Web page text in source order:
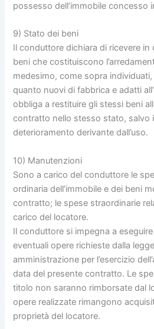
possesso dell’immobile concesso
9) Stato dei beni
Il conduttore dichiara di ricevere in
beni che costituiscono
medesimo, come sopra
quanto nuovi di fabbrica e adatti
obbliga a restituire gli stessi beni
contratto nello stesso stato, salvo
deterioramento derivante dall’uso.
10) Manutenzioni
Sono a carico del conduttore le
ordinaria dell’immobile e dei beni
contratto; le spese straordinarie
carico del locatore.
Il conduttore si impegna a
eventuali opere richieste dalla
amministrazione per l’esercizio
data del presente contratto. Le
titolo non saranno rimborsate dal
opere realizzate rimangono
proprietà del locatore.